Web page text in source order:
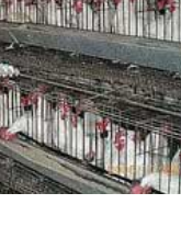
Для производства яиц
содержат их без
в клеточных
условия содержания
режим), проводить
механизировать
[…]